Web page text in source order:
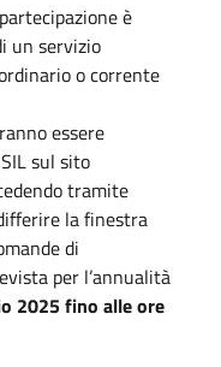
è
un servizio
o corrente
essere
sul sito
tramite
la finestra
di
per l’annualità
2025 fino alle ore